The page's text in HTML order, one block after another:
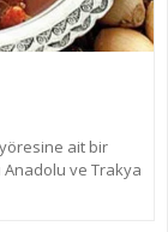
yöresine ait bir
Anadolu ve Trakya